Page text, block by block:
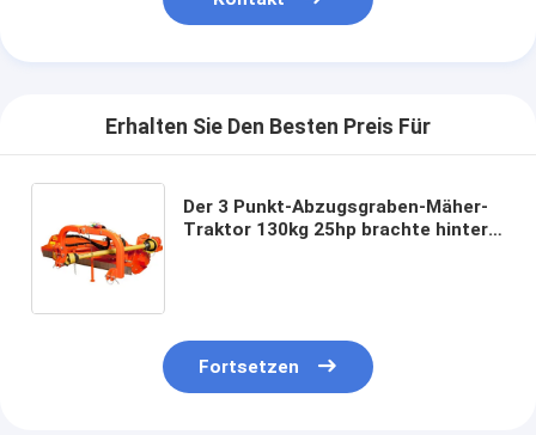
Erhalten Sie Den Besten Preis Für
Der 3 Punkt-Abzugsgraben-Mäher-
Traktor 130kg 25hp brachte hintere
Fortsetzen